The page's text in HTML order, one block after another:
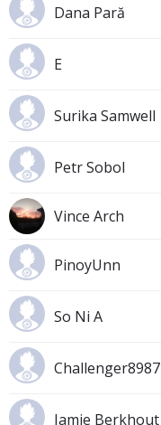
Dana Pară
E
Surika Samwell
Petr Sobol
Vince Arch
PinoyUnn
So Ni A
Challenger8987
Jamie Berkhout